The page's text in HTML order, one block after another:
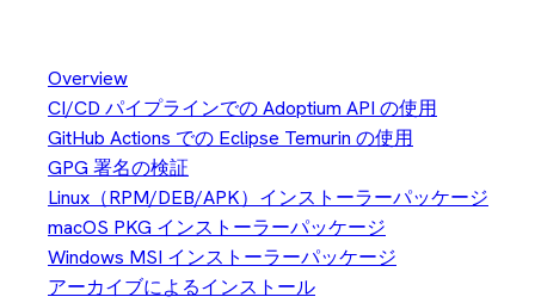
Overview
CI/CD パイプラインでの Adoptium API の使用
GitHub Actions での Eclipse Temurin の使用
GPG 署名の検証
Linux（RPM/DEB/APK）インストーラーパッケージ
macOS PKG インストーラーパッケージ
Windows MSI インストーラーパッケージ
アーカイブによるインストール